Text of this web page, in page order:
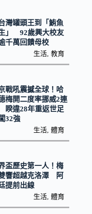
灣罐頭王到「鮪魚
」 92歲興大校友
千萬回饋母校
生活 ,教育
戰吼震撼全球！哈
梅開二度率挪威2連
違28年重返世足
32強
生活 ,體育
盃歷史第一人！梅
響超越克洛澤 阿
提前出線
生活 ,體育